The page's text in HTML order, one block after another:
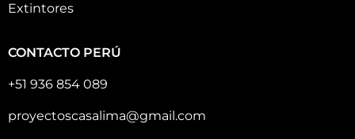
Extintores
CONTACTO PERÚ
+51 936 854 089
proyectoscasalima@gmail.com